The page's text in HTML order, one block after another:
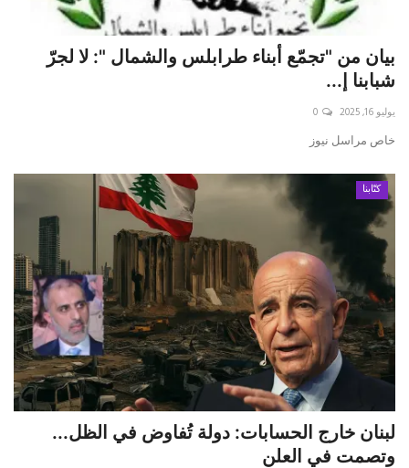
بيان من "تجمّع أبناء طرابلس والشمال ": لا لجرّ
شبابنا إ...
يوليو 16, 2025 0
خاص مراسل نيوز
كتّابنا
لبنان خارج الحسابات: دولة تُفاوض في الظل...
وتصمت في العلن